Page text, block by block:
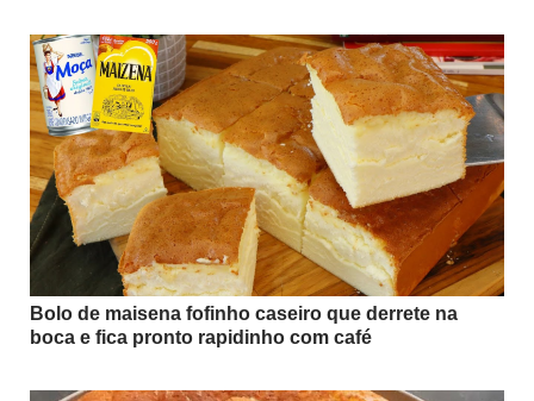
Bolo de maisena fofinho caseiro que derrete na
boca e fica pronto rapidinho com café